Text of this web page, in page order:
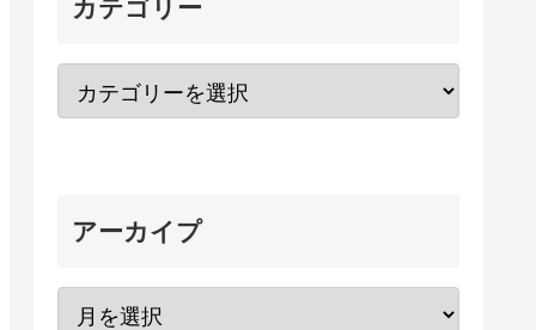
カテゴリー
アーカイプ